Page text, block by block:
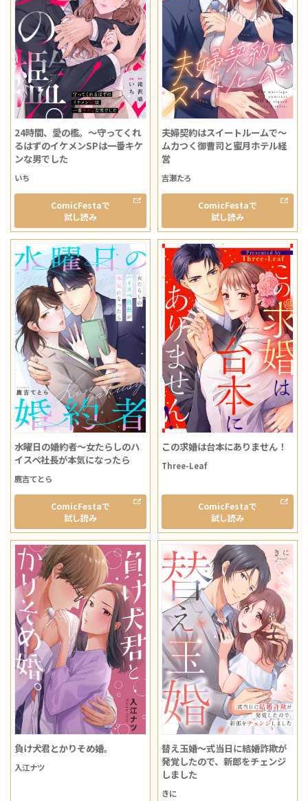
24時間、愛の檻。～守ってくれ
るはずのイケメンSPは一番キケ
ンな男でした
いち
ComicFestaで
試し読み
夫婦契約はスイートルームで～
ムカつく御曹司と蜜月ホテル経
営
吉瀬たろ
ComicFestaで
試し読み
水曜日の婚約者～女たらしのハ
イスペ社長が本気になったら
鹿吉てとら
ComicFestaで
試し読み
この求婚は台本にありません！
Three-Leaf
ComicFestaで
試し読み
負け犬君とかりそめ婚。
入江ナツ
替え玉婚～式当日に結婚詐欺が
発覚したので、新郎をチェンジ
しました
きに